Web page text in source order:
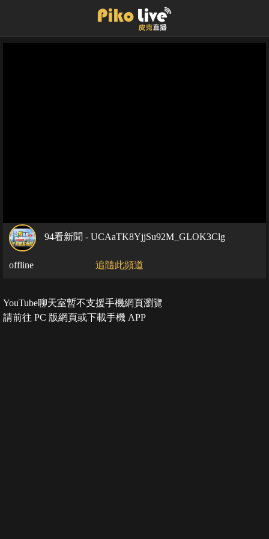
94看新聞 - UCAaTK8YjjSu92M_GLOK3Clg
offline 追隨此頻道
YouTube聊天室暫不支援手機網頁瀏覽
請前往 PC 版網頁或下載手機 APP